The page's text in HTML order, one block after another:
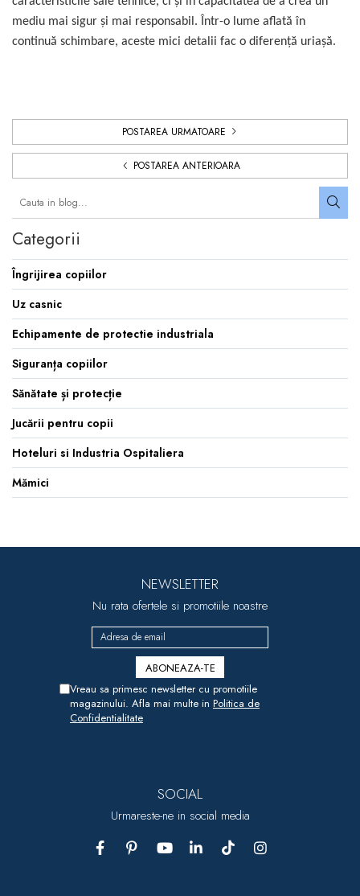
mediu mai sigur și mai responsabil. Într-o lume aflată în
continuă schimbare, aceste mici detalii fac o diferență uriașă.
POSTAREA URMATOARE
POSTAREA ANTERIOARA
Categorii
Îngrijirea copiilor
Uz casnic
Echipamente de protectie industriala
Siguranța copiilor
Sănătate și protecție
Jucării pentru copii
Hoteluri si Industria Ospitaliera
Mămici
NEWSLETTER
Nu rata ofertele si promotiile noastre
Vreau sa primesc newsletter cu promotiile
magazinului. Afla mai multe in Politica de
Confidentialitate
SOCIAL
Urmareste-ne in social media